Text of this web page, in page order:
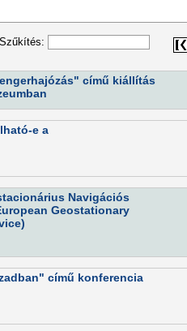
Szűkítés:
című kiállítás
e a
Navigációs
Geostationary
című konferencia